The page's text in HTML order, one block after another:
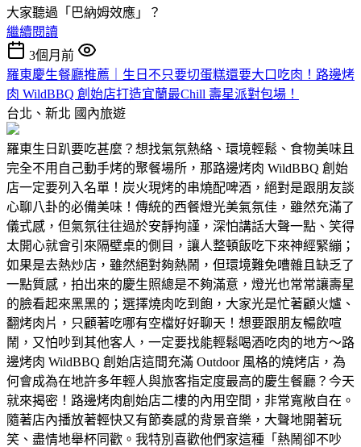
大家聽過「巴納姆效應」？
繼續閱讀
3個月前
羅東慶生餐廳推薦｜生日不只要切蛋糕還要大口吃肉！路邊烤
肉 WildBBQ 創始店打造宜蘭最Chill 壽星派對包場！
台北、新北 國內旅遊
羅東生日趴要吃甚麼？想找氣氛熱絡、環境輕鬆、食物美味且
完全不用自己動手烤的聚餐場所，那路邊烤肉 WildBBQ 創始
店一定要列入名單！炭火現烤的串燒配啤酒，絕對是跟朋友談
心聊八卦的必備美味！傳統的西餐燈光美氣氛佳，雖然充滿了
儀式感，但氣氛往往過於安靜拘謹，深怕講話大聲一點、笑得
太開心就會引來隔壁桌的側目，讓人整頓飯吃下來神經緊繃；
如果是去熱炒店，雖然絕對夠熱鬧，但環境難免嘈雜且缺乏了
一點質感，拍出來的慶生照總是不夠滿意，燈光也常常讓壽星
的臉看起來黑黑的；選擇燒肉吃到飽，大家光是忙著顧火爐、
翻烤肉片，只顧著吃哪有空檔好好聊天！想要跟朋友暢飲喧
鬧，又怕吵到其他客人，一定要找能輕鬆喝酒吃肉的地方～路
邊烤肉 WildBBQ 創始店這間充滿 Outdoor 風格的燒烤店，為
何會成為在地許多年輕人與旅客指定度最高的慶生餐廳？今天
就來揭密！路邊烤肉創始店二樓的內用空間，非常寬敞自在。
隨著店內播放著輕快又有節奏感的背景音樂，大聲地開著玩
笑、盡情地舉杯同歡。我特別喜歡他們家這種「熱鬧卻不吵